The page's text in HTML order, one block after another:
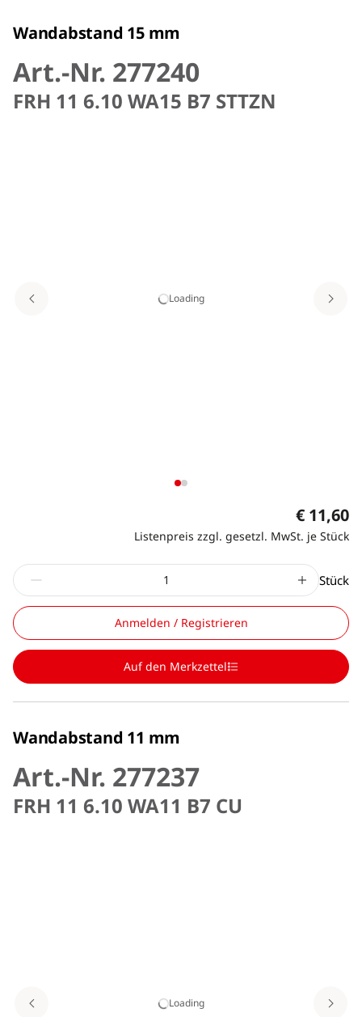
Wandabstand 15 mm
Art.-Nr. 277240
FRH 11 6.10 WA15 B7 STTZN
Loading
€ 11,60
Listenpreis zzgl. gesetzl. MwSt. je Stück
Stück
Anmelden / Registrieren
Auf den Merkzettel
Wandabstand 11 mm
Art.-Nr. 277237
FRH 11 6.10 WA11 B7 CU
Loading